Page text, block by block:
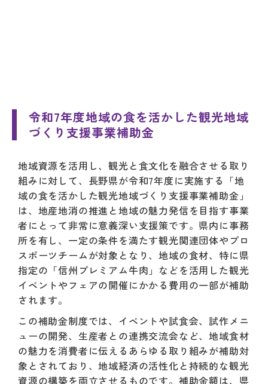
令和7年度地域の食を活かした観光地域
づくり支援事業補助金
地域資源を活用し、観光と食文化を融合させる取り
組みに対して、長野県が令和7年度に実施する「地
域の食を活かした観光地域づくり支援事業補助金」
は、地産地消の推進と地域の魅力発信を目指す事業
者にとって非常に意義深い支援策です。県内に事務
所を有し、一定の条件を満たす観光関連団体やプロ
スポーツチームが対象となり、地域の食材、特に県
指定の「信州プレミアム牛肉」などを活用した観光
イベントやフェアの開催にかかる費用の一部が補助
されます。
この補助金制度では、イベントや試食会、試作メニ
ューの開発、生産者との連携交流会など、地域食材
の魅力を消費者に伝えるあらゆる取り組みが補助対
象とされており、地域経済の活性化と持続的な観光
資源の構築を両立させるものです。補助金額は、県